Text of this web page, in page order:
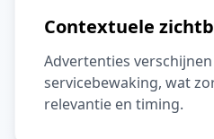
Contextuele
Advertenties
servicebewaking, wat
relevantie en timing.